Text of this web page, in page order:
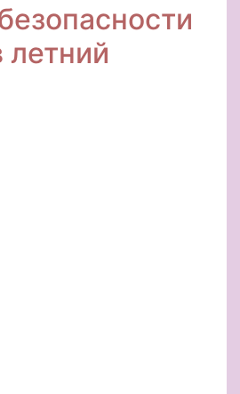
летний